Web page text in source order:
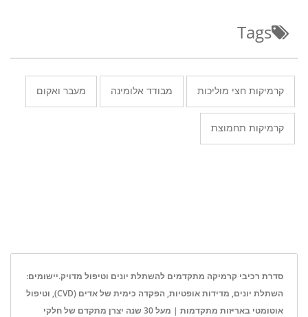
Tags
קרמיקות חצי מוליכות מבודד אלומינה מעבר ואקום
קרמיקות תחמוצת
סדרת רכיבי קרמיקה מתקדמים להשתלת יונים וטיפול מדויק.יישומים:
השתלת יונים, מדידות אופטיות, הפקדה כימית של אדים (CVD), וטיפול
אוטומטי באריזות מתקדמות | מעל 30 שנה יצרן מתקדם של חלקי